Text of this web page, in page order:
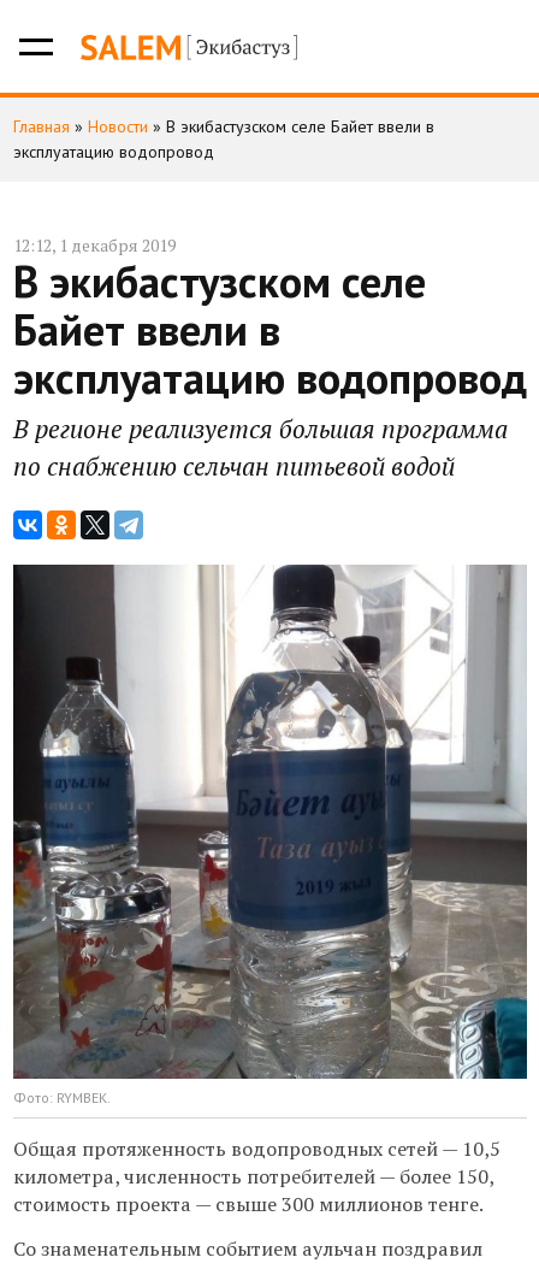
Главная » Новости » В экибастузском селе Байет ввели в
эксплуатацию водопровод
12:12, 1 декабря 2019
В экибастузском селе
Байет ввели в
эксплуатацию водопровод
В регионе реализуется большая программа
по снабжению сельчан питьевой водой
Фото: RYMBEK.
Общая протяженность водопроводных сетей — 10,5
километра, численность потребителей — более 150,
стоимость проекта — свыше 300 миллионов тенге.
Со знаменательным событием аульчан поздравил